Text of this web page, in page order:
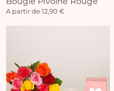
A partir de 12,90 €